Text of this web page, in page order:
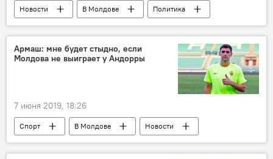
Новости В Молдове
Политика
Политический кризис в Молдове: хроника событий
Армаш: мне будет стыдно, если
Молдова не выиграет у Андорры
7 июня 2019, 18:26
Спорт В Молдове Новости